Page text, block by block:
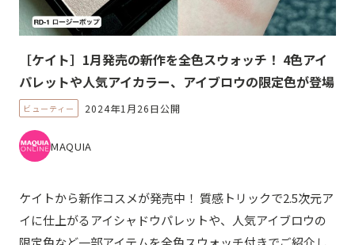
［ケイト］1月発売の新作を全色スウォッチ！ 4色アイ
パレットや人気アイカラー、アイブロウの限定色が登場
ビューティー 2024年1月26日公開
MAQUIA
ケイトから新作コスメが発売中！ 質感トリックで2.5次元ア
イに仕上がるアイシャドウパレットや、人気アイブロウの